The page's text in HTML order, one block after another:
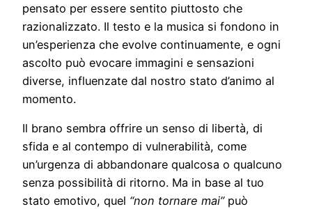
pensato per essere sentito piuttosto che
razionalizzato. Il testo e la musica si fondono in
un’esperienza che evolve continuamente, e ogni
ascolto può evocare immagini e sensazioni
diverse, influenzate dal nostro stato d’animo al
momento.
Il brano sembra offrire un senso di libertà, di
sfida e al contempo di vulnerabilità, come
un’urgenza di abbandonare qualcosa o qualcuno
senza possibilità di ritorno. Ma in base al tuo
stato emotivo, quel “non tornare mai”può